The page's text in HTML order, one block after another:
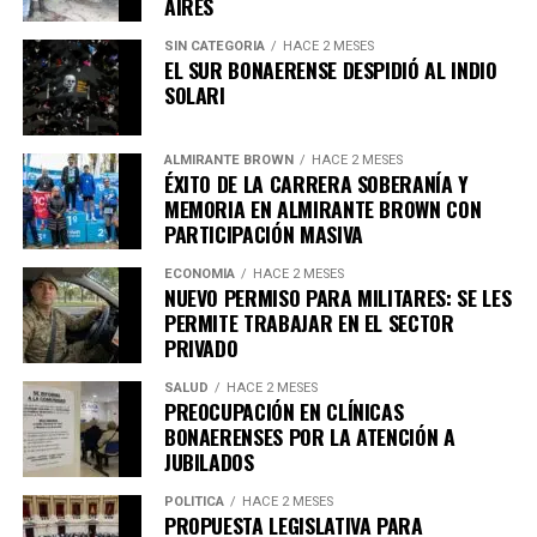
de 32 años.
Salieron de la vivienda recién un día después pero lo
hicieron de una manera muy especial: con un carrito
donde se encontraba el cuerpo mutilado de Santiago
Alcócer. Engancharon el carrito a una moto Zanella y
eso de las 03:20, otras imágenes muestran como la
pareja descartó el cuerpo en el baldío del barrio 9 de
Abril en Esteban Echeverría. Luego de arrojarlo, lo
incineraron. Posteriormente, descartaron el carro en la
calle Aristóteles al 1800.
SIN CATEGORIA HACE 2 MESES
EL SUR BONAERENSE DESPIDIÓ AL INDIO
SOLARI
ALMIRANTE BROWN HACE 2 MESES
ÉXITO DE LA CARRERA SOBERANÍA Y
MEMORIA EN ALMIRANTE BROWN CON
PARTICIPACIÓN MASIVA
ECONOMÍA HACE 2 MESES
NUEVO PERMISO PARA MILITARES: SE LES
PERMITE TRABAJAR EN EL SECTOR
PRIVADO
SALUD HACE 2 MESES
PREOCUPACIÓN EN CLÍNICAS
BONAERENSES POR LA ATENCIÓN A
JUBILADOS
POLÍTICA HACE 2 MESES
PROPUESTA LEGISLATIVA PARA